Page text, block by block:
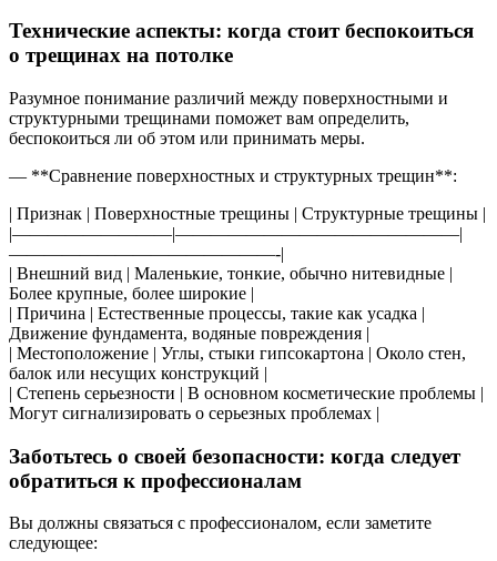
Технические аспекты: когда стоит беспокоиться
о трещинах на потолке
Разумное понимание различий между поверхностными и
структурными трещинами поможет вам определить,
беспокоиться ли об этом или принимать меры.
— **Сравнение поверхностных и структурных трещин**:
| Признак | Поверхностные трещины | Структурные трещины |
|—————————|————————————————|
———————————————-|
| Внешний вид | Маленькие, тонкие, обычно нитевидные |
Более крупные, более широкие |
| Причина | Естественные процессы, такие как усадка |
Движение фундамента, водяные повреждения |
| Местоположение | Углы, стыки гипсокартона | Около стен,
балок или несущих конструкций |
| Степень серьезности | В основном косметические проблемы |
Могут сигнализировать о серьезных проблемах |
Заботьтесь о своей безопасности: когда следует
обратиться к профессионалам
Вы должны связаться с профессионалом, если заметите
следующее: